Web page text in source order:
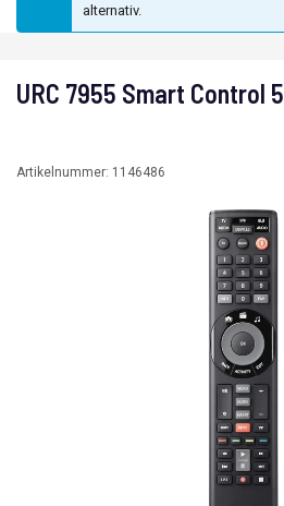
alternativ.
URC 7955 Smart Control 5
Artikelnummer: 1146486